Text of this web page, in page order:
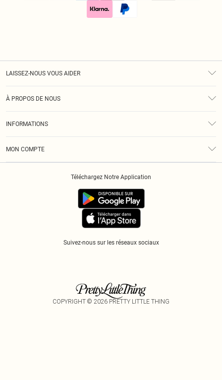
LAISSEZ-NOUS VOUS AIDER
À PROPOS DE NOUS
INFORMATIONS
MON COMPTE
Suivez-nous sur les réseaux sociaux
Téléchargez Notre Application
COPYRIGHT © 2026 PRETTY LITTLE THING